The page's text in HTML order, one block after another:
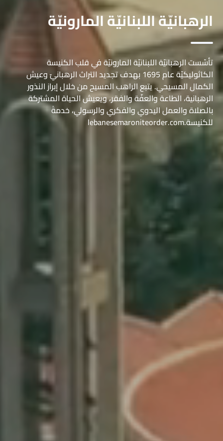
الرهبانيّة اللبنانيّة المارونيّة
تأسّست الرهبانيّة اللبنانيّة المارونيّة في قلب الكنيسة
الكاثوليكيّة عام 1695 بهدف تجديد التراث الرهبانيّ وعيش
الكمال المسيحي. يتبع الراهب المسيح من خلال إبراز النذور
الرهبانية، الطاعة والعفّة والفقر، ويعيش الحياة المشتركة
بالصلاة والعمل اليدوي والفكري والرسولي، خدمةً
للكنيسة.lebanesemaroniteorder.com